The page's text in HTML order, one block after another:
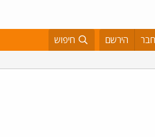
הירשם חיפוש